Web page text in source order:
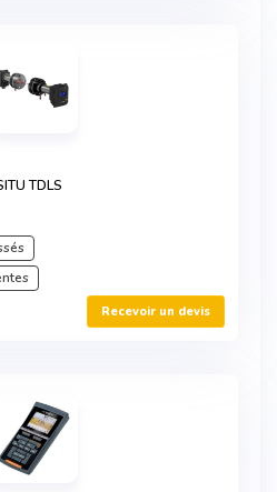
TDLS
Recevoir un devis